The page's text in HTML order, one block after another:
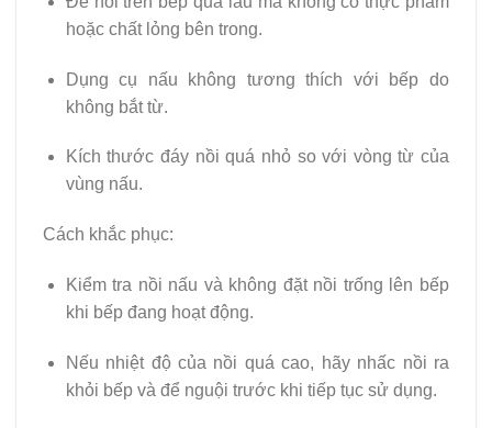
hoặc chất lỏng bên trong.
Dụng cụ nấu không tương thích với bếp do
không bắt từ.
Kích thước đáy nồi quá nhỏ so với vòng từ của
vùng nấu.
Cách khắc phục:
Kiểm tra nồi nấu và không đặt nồi trống lên bếp
khi bếp đang hoạt động.
Nếu nhiệt độ của nồi quá cao, hãy nhấc nồi ra
khỏi bếp và để nguội trước khi tiếp tục sử dụng.